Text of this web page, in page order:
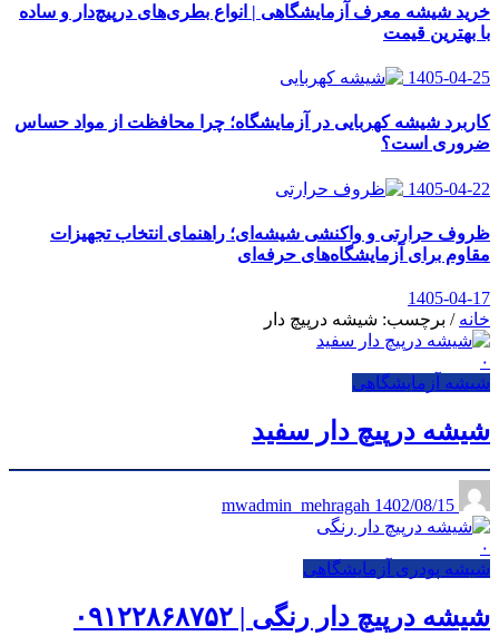
خرید شیشه معرف آزمایشگاهی | انواع بطری‌های در‌پیچ‌دار و ساده
با بهترین قیمت
1405-04-25
کاربرد شیشه کهربایی در آزمایشگاه؛ چرا محافظت از مواد حساس
ضروری است؟
1405-04-22
ظروف حرارتی و واکنشی شیشه‌ای؛ راهنمای انتخاب تجهیزات
مقاوم برای آزمایشگاه‌های حرفه‌ای
1405-04-17
خانه / برچسب: شیشه درپیچ دار
۰
شیشه آزمایشگاهی
شیشه درپیچ دار سفید
1402/08/15
۰
شیشه پودری آزمایشگاهی
شیشه درپیچ دار رنگی | ۰۹۱۲۲۸۶۸۷۵۲